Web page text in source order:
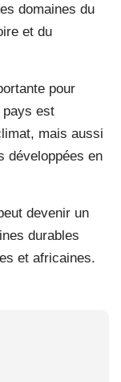
domaines du
et du
pour
pays est
mais aussi
développées en
devenir un
durables
et africaines.